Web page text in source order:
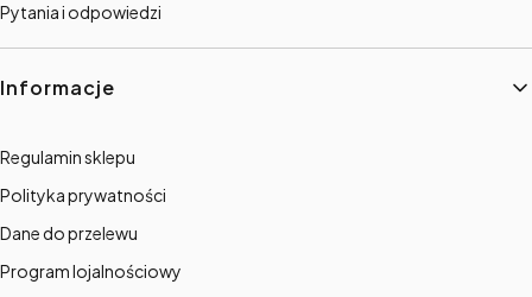
Pytania i odpowiedzi
Informacje
Regulamin sklepu
Polityka prywatności
Dane do przelewu
Program lojalnościowy